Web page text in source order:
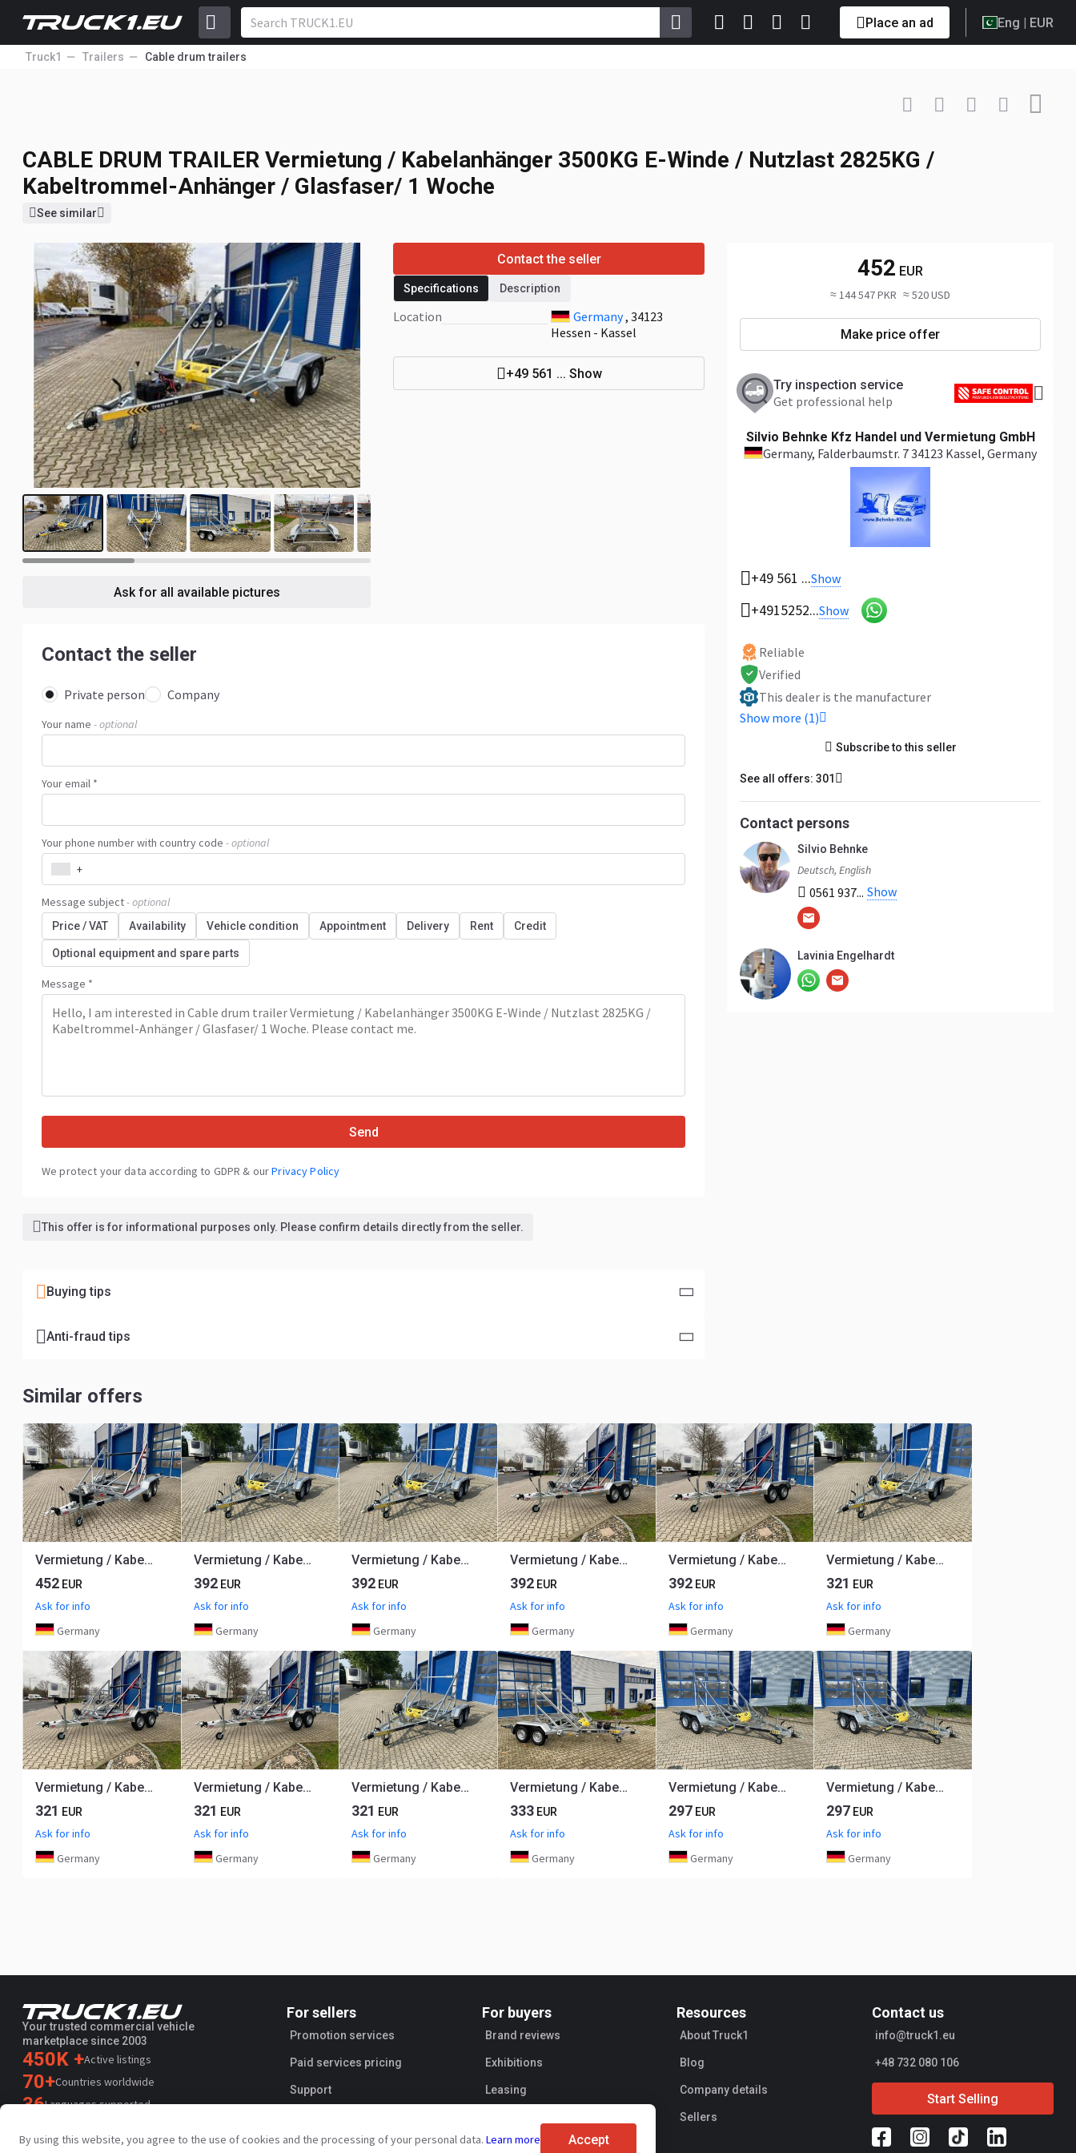
Place an ad Eng | EUR
Truck1 Trailers Cable drum trailers
+4915252... Show
CABLE DRUM TRAILER Vermietung / Kabelanhänger 3500KG E-Winde / Nutzlast 2825KG /
Kabeltrommel-Anhänger / Glasfaser/ 1 Woche
See similar
11
Ask for all available pictures
Contact the seller
Specifications Description
Location Germany, 34123
Hessen - Kassel
+49 561 ... Show
Contact the seller
Private person Company
Your name - optional
Your email *
Your phone number with country code - optional
+
Message subject- optional
Price / VAT Availability Vehicle condition Appointment Delivery Rent Credit
Optional equipment and spare parts
Message *
Send
We protect your data according to GDPR & ourPrivacy Policy
This offer is for informational purposes only. Please confirm details directly from the seller.
Buying tips
Anti-fraud tips
452 EUR
≈ 144 547 PKR ≈ 520 USD
Make price offer
Try inspection service
Get professional help
Silvio Behnke Kfz Handel und Vermietung GmbH
Germany, Falderbaumstr. 7 34123 Kassel, Germany
+49 561 ...Show
+4915252...Show
Reliable
Verified
This dealer is the manufacturer
Show more (1)
Subscribe to this seller
See all offers: 301
Contact persons
Silvio Behnke
Deutsch, English
0561 937... Show
Lavinia Engelhardt
Similar offers
Vermietung / Kabelanhänger 3500KG E-Winde / Nutzlast 2749KG / Kabeltrommel-Anhänger / Glasfaser / 1 Woche
452 EUR
Ask for info
Germany
Vermietung / Kabelanhänger 3500KG / Nutzlast 2825KG / Kabeltrommel-Anhänger / Glasfaser/ 1 Woche
392EUR
Ask for info
Germany
Vermietung / Kabelanhänger 3500KG / Nutzlast 2825KG / Kabeltrommel-Anhänger / Glasfaser/ 1 Woche
392 EUR
Ask for info
Germany
Vermietung / Kabelanhänger 3500KG / Nutzlast 2766KG / Kabeltrommel-Anhänger / Glasfaser/ 1 Woche
392EUR
Ask for info
Germany
Vermietung / Kabelanhänger 3500KG / Nutzlast 2766KG / Kabeltrommel-Anhänger / Glasfaser/ 1 Woche
392EUR
Ask for info
Germany
Vermietung / Kabelanhänger 2700KG / Nutzlast 2094KG / Kabeltrommel-Anhänger / Glasfaser/ 1 Woche
321 EUR
Ask for info
Germany
Vermietung / Kabelanhänger 2700KG / Nutzlast 2040KG / Kabeltrommel-Anhänger / Glasfaser/ 1 Woche
321 EUR
Ask for info
Germany
Vermietung / Kabelanhänger 2700KG / Nutzlast 2040KG / Kabeltrommel-Anhänger / Glasfaser/ 1 Woche
321 EUR
Ask for info
Germany
Vermietung / Kabelanhänger 2700KG / Nutzlast 2094KG / Kabeltrommel-Anhänger / Glasfaser/ 1 Woche
321 EUR
Ask for info
Germany
Vermietung / Kabelanhänger 3500KG E-Winde / Nutzlast 2825KG / Kabeltrommel-Anhänger / Glasfaser/ 3 Tage
333EUR
Ask for info
Germany
Vermietung / Kabelanhänger 3500KG / Nutzlast 2825KG / Kabeltrommel-Anhänger / Glasfaser/ 3 Tage
297EUR
Ask for info
Germany
Vermietung / Kabelanhänger 3500KG / Nutzlast 2825KG / Kabeltrommel-Anhänger / Glasfaser/ 3 Tage
297 EUR
Ask for info
Germany
Your trusted commercial vehicle
marketplace since 2003
450K +Active listings
70+Countries worldwide
36Languages supported
4.7/5
Trustpilot
For sellers
Promotion services
Paid services pricing
Support
For buyers
Brand reviews
Exhibitions
Leasing
Resources
About Truck1
Blog
Company details
Sellers
Contact us
info@truck1.eu
+48 732 080 106
Start Selling
By using this website, you agree to the use of cookies and the processing of your personal data. Learn more Accept